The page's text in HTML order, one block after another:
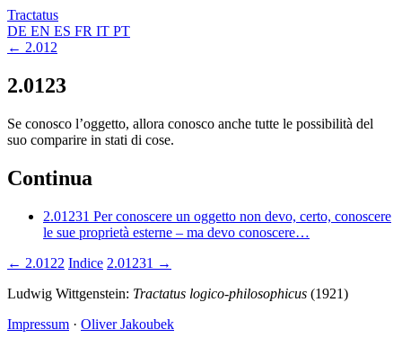
Tractatus
DE EN ES FR IT PT
← 2.012
2.0123
Se conosco l’oggetto, allora conosco anche tutte le possibilità del
suo comparire in stati di cose.
Continua
2.01231 Per conoscere un oggetto non devo, certo, conoscere
le sue proprietà esterne – ma devo conoscere…
← 2.0122 Indice 2.01231 →
Ludwig Wittgenstein: Tractatus logico-philosophicus (1921)
Impressum · Oliver Jakoubek